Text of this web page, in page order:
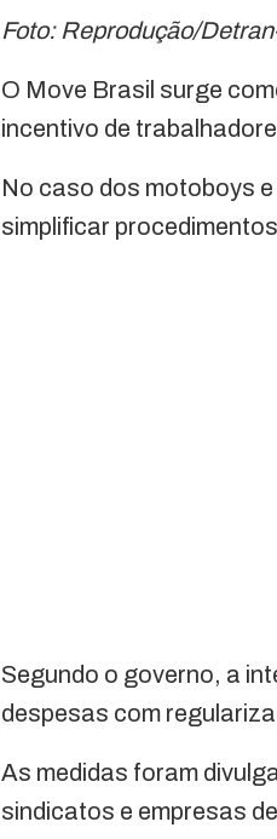
Foto: Reprodução/
O Move Brasil surge
incentivo de
No caso dos motoboys
simplificar
Segundo o governo, a
despesas com
As medidas foram
sindicatos e empresas